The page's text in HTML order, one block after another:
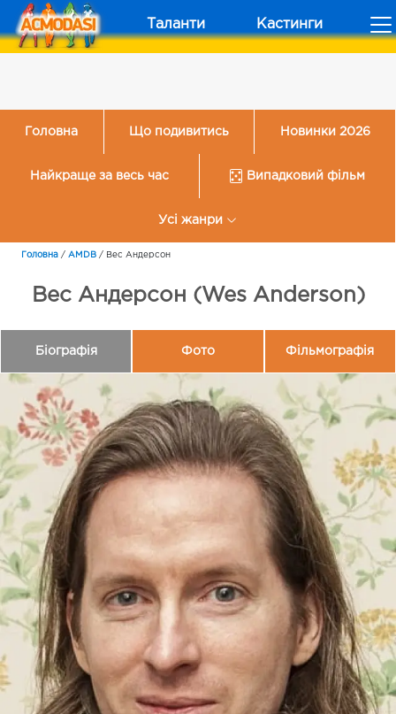
Таланти Кастинги
Головна Що подивитись Новинки 2026
Найкраще за весь час Випадковий фільм
Усі жанри
Головна / AMDB / Вес Андерсон
Вес Андерсон (Wes Anderson)
Біографія Фото Фільмографія